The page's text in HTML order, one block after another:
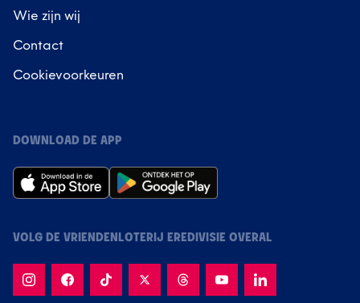
Wie zijn wij
Contact
Cookievoorkeuren
DOWNLOAD DE APP
VOLG DE VRIENDENLOTERIJ EREDIVISIE OVERAL